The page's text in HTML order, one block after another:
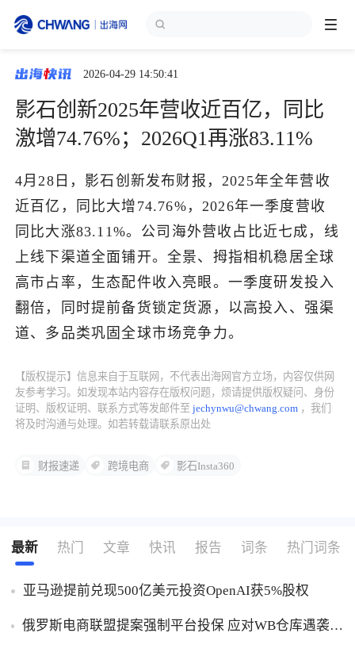
跨境展会
出海服务
出海资讯
跨境报告
出海导航
出海交流群
了解出海网
2026-04-29 14:50:41
影石创新2025年营收近百亿，同比
激增74.76%；2026Q1再涨83.11%
4月28日，影石创新发布财报，2025年全年营收
近百亿，同比大增74.76%，2026年一季度营收
同比大涨83.11%。公司海外营收占比近七成，线
上线下渠道全面铺开。全景、拇指相机稳居全球
高市占率，生态配件收入亮眼。一季度研发投入
翻倍，同时提前备货锁定货源，以高投入、强渠
道、多品类巩固全球市场竞争力。
【版权提示】信息来自于互联网，不代表出海网官方立场，内容仅供网
友参考学习。如发现本站内容存在版权问题，烦请提供版权疑问、身份
证明、版权证明、联系方式等发邮件至jechynwu@chwang.com ，我们
将及时沟通与处理。如若转载请联系原出处
财报速递 跨境电商 影石Insta360
最新 热门 文章 快讯 报告 词条 热门词条
亚马逊提前兑现500亿美元投资OpenAI获5%股权
俄罗斯电商联盟提案强制平台投保 应对WB仓库遇袭卖